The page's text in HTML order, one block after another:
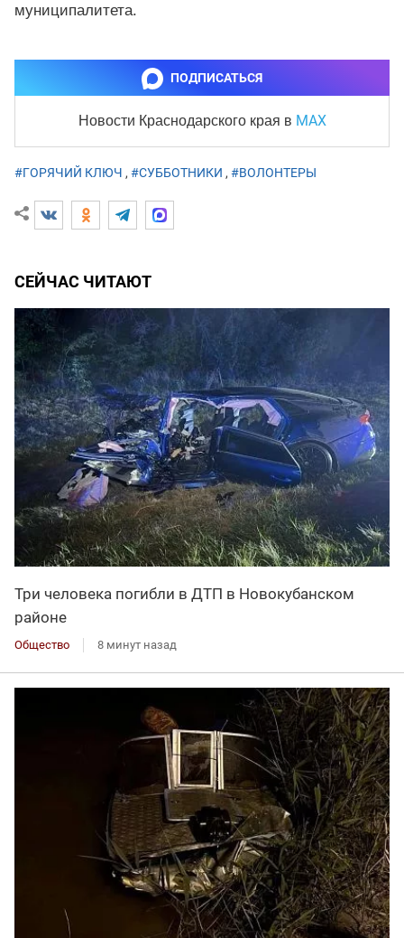
муниципалитета.
ПОДПИСАТЬСЯ
Новости Краснодарского края в MAX
#ГОРЯЧИЙ КЛЮЧ , #СУББОТНИКИ , #ВОЛОНТЕРЫ
СЕЙЧАС ЧИТАЮТ
Три человека погибли в ДТП в Новокубанском
районе
Общество 8 минут назад